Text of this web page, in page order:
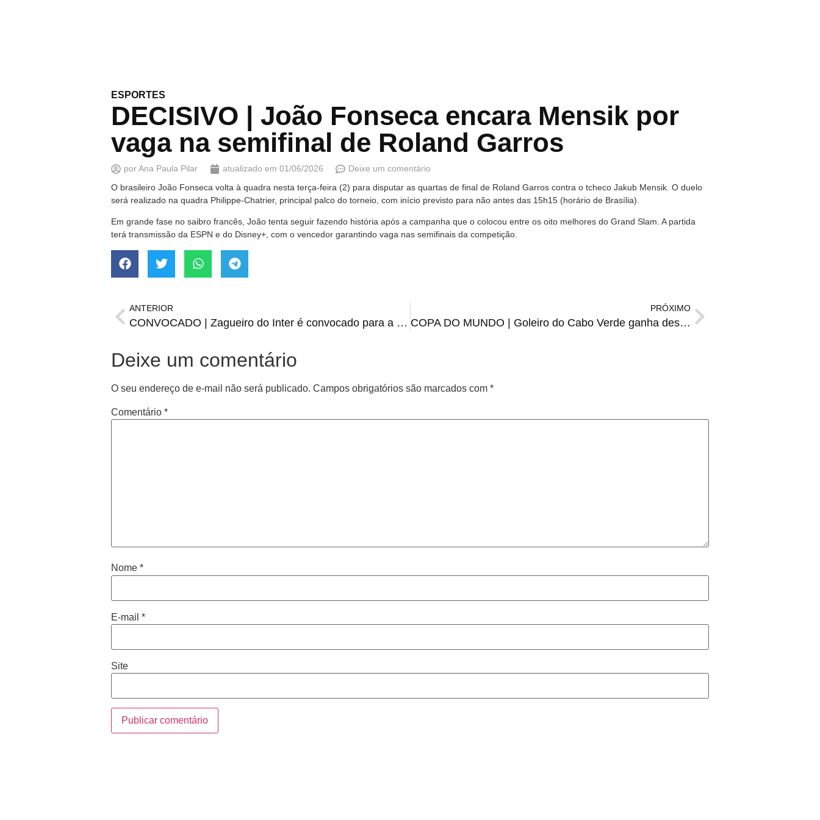
ESPORTES
DECISIVO | João Fonseca encara Mensik por
vaga na semifinal de Roland Garros
porAna Paula Pilar atualizado em 01/06/2026
Deixe um comentário
O brasileiro João Fonseca volta à quadra nesta terça-feira (2) para disputar as quartas de final de Roland Garros contra o tcheco Jakub Mensik. O duelo
será realizado na quadra Philippe-Chatrier, principal palco do torneio, com início previsto para não antes das 15h15 (horário de Brasília).
Em grande fase no saibro francês, João tenta seguir fazendo história após a campanha que o colocou entre os oito melhores do Grand Slam. A partida
terá transmissão da ESPN e do Disney+, com o vencedor garantindo vaga nas semifinais da competição.
ANTERIOR
CONVOCADO | Zagueiro do Inter é convocado para a Copa do Mundo 2026
PRÓXIMO
COPA DO MUNDO | Goleiro do Cabo Verde ganha destaque após defender seleção contra a Espanha
Deixe um comentário
O seu endereço de e-mail não será publicado. Campos obrigatórios são marcados com *
Comentário *
Nome *
E-mail *
Site